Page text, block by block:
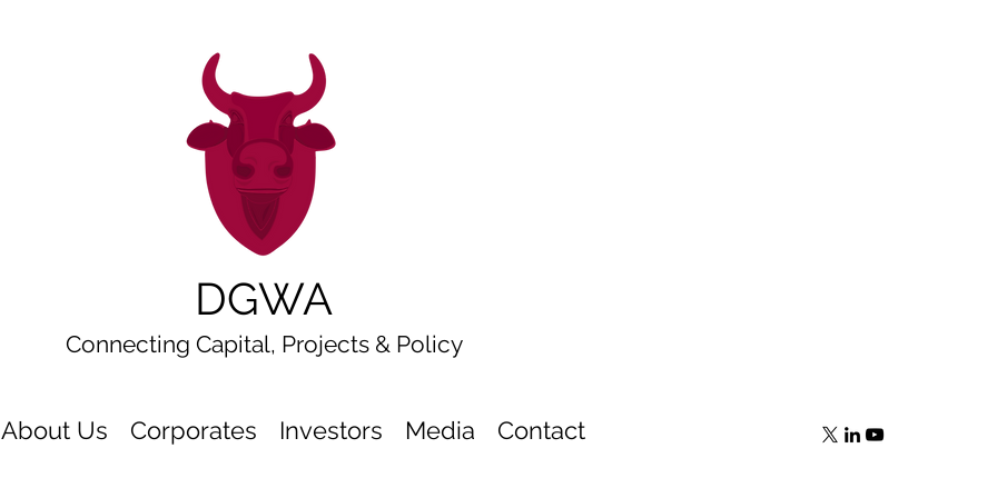
DGWA
Connecting Capital, Projects & Policy
About Us Corporates Investors Media Contact